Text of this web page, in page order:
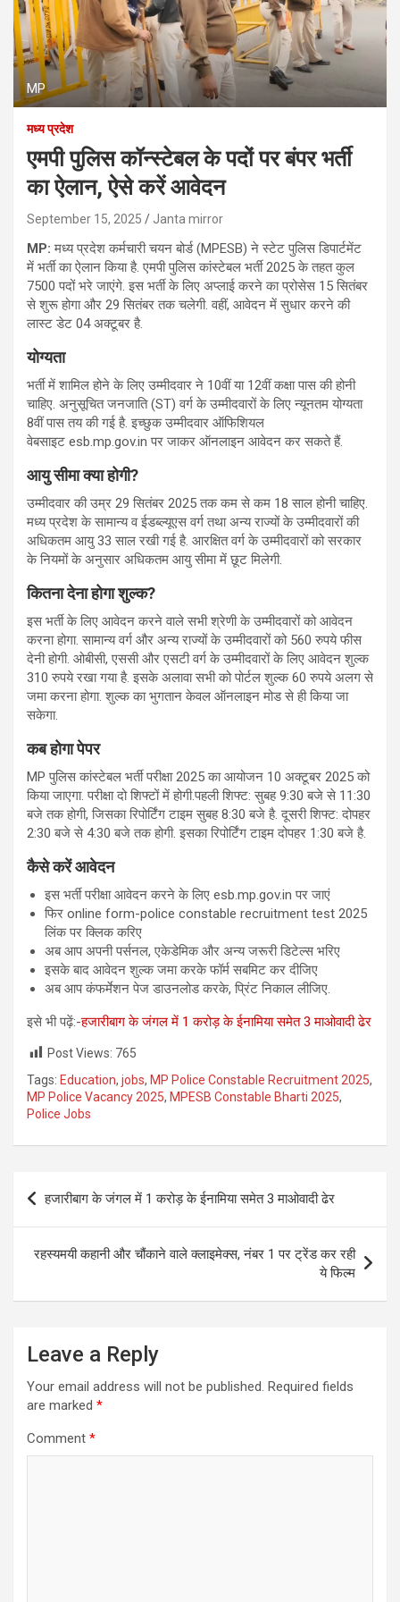
MP
मध्य प्रदेश
एमपी पुलिस कॉन्स्टेबल के पदों पर बंपर भर्ती
का ऐलान, ऐसे करें आवेदन
September 15, 2025 Janta mirror
MP:मध्य प्रदेश कर्मचारी चयन बोर्ड (MPESB) ने स्टेट पुलिस डिपार्टमेंट
में भर्ती का ऐलान किया है. एमपी पुलिस कांस्टेबल भर्ती 2025 के तहत कुल
7500 पदों भरे जाएंगे. इस भर्ती के लिए अप्लाई करने का प्रोसेस 15 सितंबर
से शुरू होगा और 29 सितंबर तक चलेगी. वहीं, आवेदन में सुधार करने की
लास्ट डेट 04 अक्टूबर है.
योग्यता
भर्ती में शामिल होने के लिए उम्मीदवार ने 10वीं या 12वीं कक्षा पास की होनी
चाहिए. अनुसूचित जनजाति (ST) वर्ग के उम्मीदवारों के लिए न्यूनतम योग्यता
8वीं पास तय की गई है. इच्छुक उम्मीदवार ऑफिशियल
वेबसाइट esb.mp.gov.in पर जाकर ऑनलाइन आवेदन कर सकते हैं.
आयु सीमा क्या होगी?
उम्मीदवार की उम्र 29 सितंबर 2025 तक कम से कम 18 साल होनी चाहिए.
मध्य प्रदेश के सामान्य व ईडब्ल्यूएस वर्ग तथा अन्य राज्यों के उम्मीदवारों की
अधिकतम आयु 33 साल रखी गई है. आरक्षित वर्ग के उम्मीदवारों को सरकार
के नियमों के अनुसार अधिकतम आयु सीमा में छूट मिलेगी.
कितना देना होगा शुल्क?
इस भर्ती के लिए आवेदन करने वाले सभी श्रेणी के उम्मीदवारों को आवेदन
करना होगा. सामान्य वर्ग और अन्य राज्यों के उम्मीदवारों को 560 रुपये फीस
देनी होगी. ओबीसी, एससी और एसटी वर्ग के उम्मीदवारों के लिए आवेदन शुल्क
310 रुपये रखा गया है. इसके अलावा सभी को पोर्टल शुल्क 60 रुपये अलग से
जमा करना होगा. शुल्क का भुगतान केवल ऑनलाइन मोड से ही किया जा
सकेगा.
कब होगा पेपर
MP पुलिस कांस्टेबल भर्ती परीक्षा 2025 का आयोजन 10 अक्टूबर 2025 को
किया जाएगा. परीक्षा दो शिफ्टों में होगी.पहली शिफ्ट: सुबह 9:30 बजे से 11:30
बजे तक होगी, जिसका रिपोर्टिंग टाइम सुबह 8:30 बजे है. दूसरी शिफ्ट: दोपहर
2:30 बजे से 4:30 बजे तक होगी. इसका रिपोर्टिंग टाइम दोपहर 1:30 बजे है.
कैसे करें आवेदन
इस भर्ती परीक्षा आवेदन करने के लिए esb.mp.gov.in पर जाएं
फिर online form-police constable recruitment test 2025
लिंक पर क्लिक करिए
अब आप अपनी पर्सनल, एकेडेमिक और अन्य जरूरी डिटेल्स भरिए
इसके बाद आवेदन शुल्क जमा करके फॉर्म सबमिट कर दीजिए
अब आप कंफर्मेशन पेज डाउनलोड करके, प्रिंट निकाल लीजिए.
इसे भी पढ़ें:-हजारीबाग के जंगल में 1 करोड़ के ईनामिया समेत 3 माओवादी ढेर
Post Views: 765
Tags: Education, jobs, MP Police Constable Recruitment 2025,
MP Police Vacancy 2025, MPESB Constable Bharti 2025,
Police Jobs
Post
navigation
हजारीबाग के जंगल में 1 करोड़ के ईनामिया समेत 3 माओवादी ढेर
रहस्यमयी कहानी और चौंकाने वाले क्लाइमेक्स, नंबर 1 पर ट्रेंड कर रही
ये फिल्म
Leave a Reply
Your email address will not be published. Required fields
are marked *
Comment *